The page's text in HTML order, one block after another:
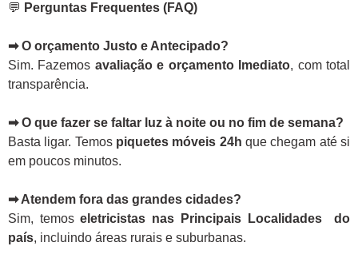
💬 Perguntas Frequentes (FAQ)
➡ O orçamento Justo e Antecipado?
Sim. Fazemos avaliação e orçamento Imediato, com total
transparência.
➡ O que fazer se faltar luz à noite ou no fim de semana?
Basta ligar. Temos piquetes móveis 24h que chegam até si
em poucos minutos.
➡ Atendem fora das grandes cidades?
Sim, temoseletricistas nas Principais Localidades do
país, incluindo áreas rurais e suburbanas.